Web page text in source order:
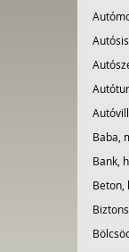
Baba,
Bank,
Beton,